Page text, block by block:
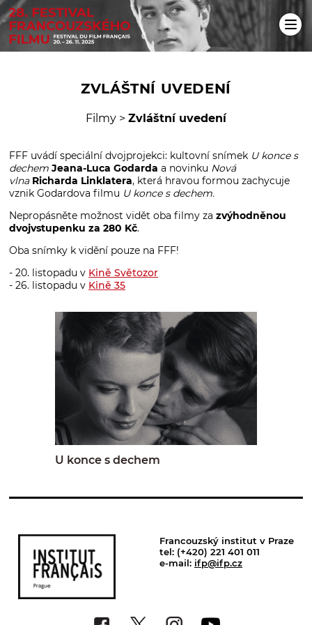
ZVLÁŠTNÍ UVEDENÍ
Filmy > Zvláštní uvedení
FFF uvádí speciální dvojprojekci: kultovní snímek U konce s
dechem Jeana-Luca Godarda a novinku Nová
vlna Richarda Linklatera, která hravou formou zachycuje
vznik Godardova filmu U konce s dechem.
Nepropásněte možnost vidět oba filmy za zvýhodněnou
dvojvstupenku za 280 Kč.
Oba snímky k vidění pouze na FFF!
- 20. listopadu v Kině Světozor
- 26. listopadu v Kině 35
U konce s dechem
Francouzský institut v Praze
tel: (+420) 221 401 011
e-mail: ifp@ifp.cz